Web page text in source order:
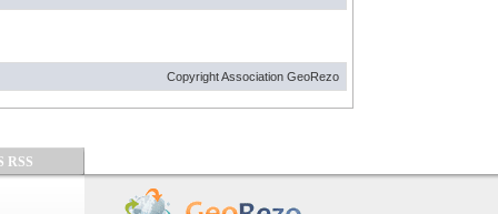
Copyright Association GeoRezo
RSS